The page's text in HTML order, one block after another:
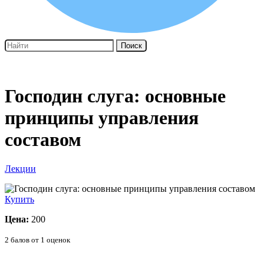
Поиск
Господин слуга: основные
принципы управления
составом
Лекции
Купить
Цена: 200
2 балов от 1 оценок